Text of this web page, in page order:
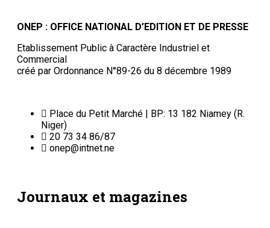
ONEP : OFFICE NATIONAL D’EDITION ET DE PRESSE
Etablissement Public à Caractère Industriel et
Commercial
créé par Ordonnance N°89-26 du 8 décembre 1989
Place du Petit Marché | BP: 13 182 Niamey (R.
Niger)
20 73 34 86/87
onep@intnet.ne
Journaux et magazines